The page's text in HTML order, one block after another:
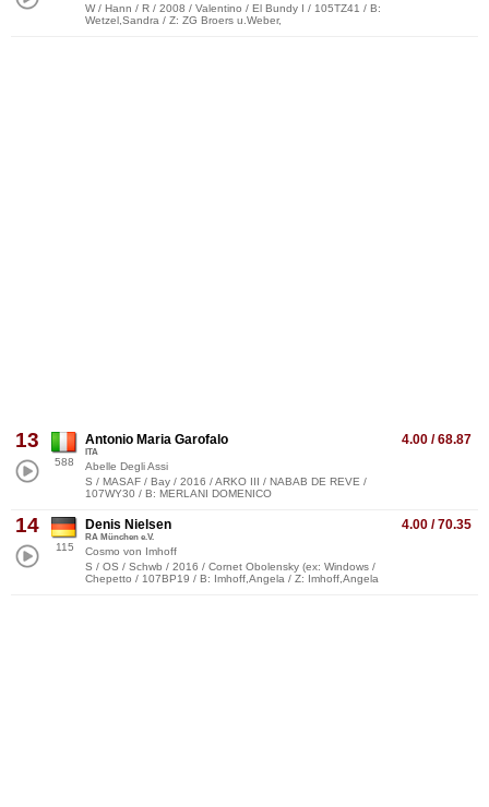
W / Hann / R / 2008 / Valentino / El Bundy I / 105TZ41 / B:
Wetzel,Sandra / Z: ZG Broers u.Weber,
13
588
4.00 / 68.87
Antonio Maria Garofalo
ITA
Abelle Degli Assi
S / MASAF / Bay / 2016 / ARKO III / NABAB DE REVE /
107WY30 / B: MERLANI DOMENICO
14
115
4.00 / 70.35
Denis Nielsen
RA München e.V.
Cosmo von Imhoff
S / OS / Schwb / 2016 / Cornet Obolensky (ex: Windows /
Chepetto / 107BP19 / B: Imhoff,Angela / Z: Imhoff,Angela